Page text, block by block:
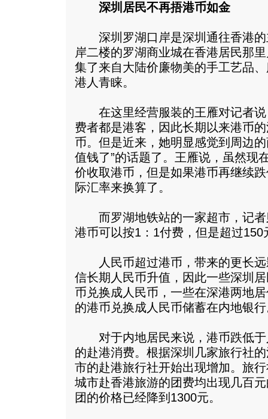
深圳居民不再捂港币如金
深圳罗湖口岸是深圳通往香港的
岸二楼的罗湖商业城在香港居民那
集了来自大陆价廉物美的手工艺品
港人青睐。
在这里经营服装的王雁对记者说
费者都是港客，因此长期以来港币
币。但是近来，她明显感觉到周边
值钱了”的话题了。王雁说，虽然现
价收取港币，但是如果港币再继续
际汇率来换算了。
而罗湖地铁站的一家超市，记者
港币可以按1：1付费，但是超过
人民币超过港币，带来的更长远
信长期人民币升值，因此一些深圳
币兑换成人民币，一些在深港两地
的港币兑换成人民币储蓄在内地银
对于内地居民来说，港币跌低于
的赴港消费。根据深圳几家旅行社
市的赴港旅行社开始出现增加。旅
城市赴香港旅游的团费均出现几百
团的价格已经降到1300元。